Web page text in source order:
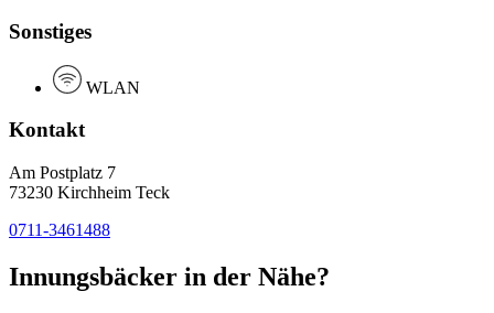
Sonstiges
WLAN
Kontakt
Am Postplatz 7
73230 Kirchheim Teck
0711-3461488
Innungsbäcker in der Nähe?